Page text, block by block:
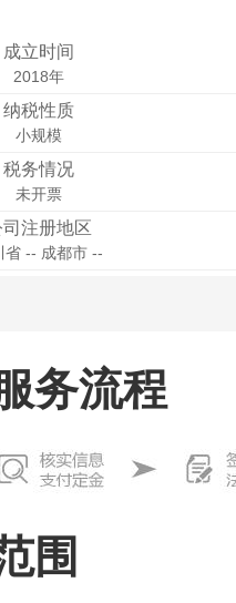
成立时间
2018年
纳税性质
小规模
税务情况
未开票
司注册地区
省 -- 成都市 --
务流程
围